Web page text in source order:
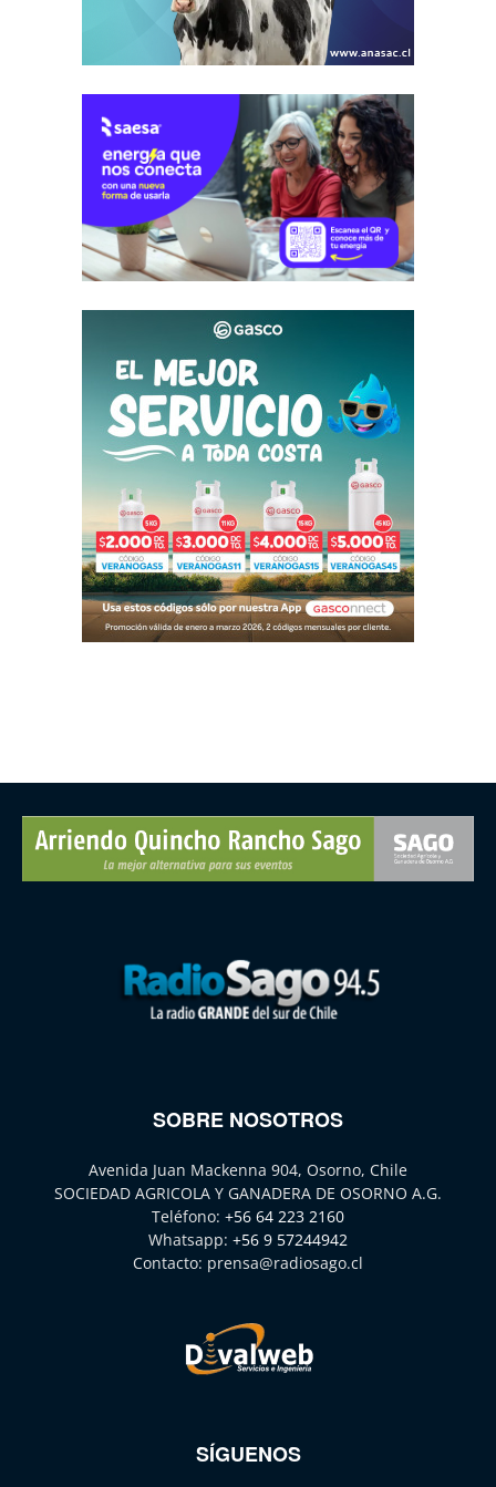
SOBRE NOSOTROS
Avenida Juan Mackenna 904, Osorno, Chile
SOCIEDAD AGRICOLA Y GANADERA DE OSORNO A.G.
Teléfono: +56 64 223 2160
Whatsapp: +56 9 57244942
Contacto: prensa@radiosago.cl
SÍGUENOS